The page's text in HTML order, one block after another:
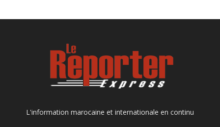
L'information marocaine et internationale en continu